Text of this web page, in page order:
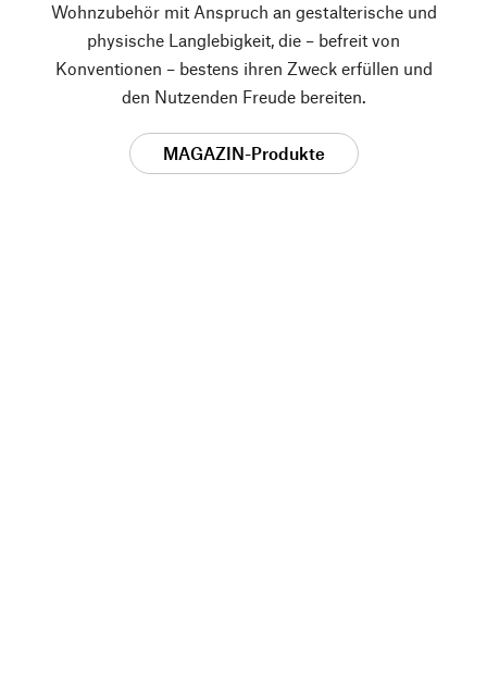
Wohnzubehör mit Anspruch an gestalterische und
physische Langlebigkeit, die – befreit von
Konventionen – bestens ihren Zweck erfüllen und
den Nutzenden Freude bereiten.
MAGAZIN-Produkte